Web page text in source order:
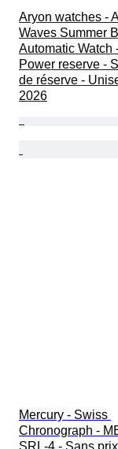
Aryon watches -
Waves Summer
Automatic Watch
Power reserve -
de réserve -
2026
Mercury - Swiss
Chronograph -